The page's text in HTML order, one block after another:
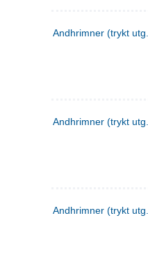
Andhrimner (trykt
Andhrimner (trykt
Andhrimner (trykt